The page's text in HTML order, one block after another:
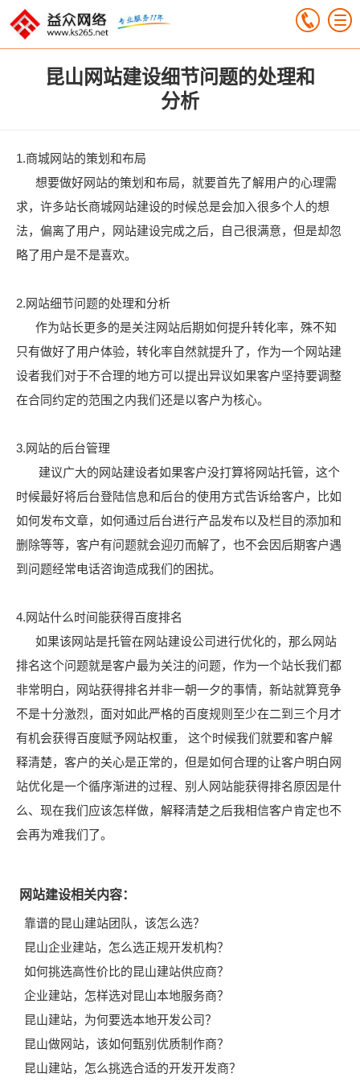
昆山网站建设细节问题的处理和
分析
1.商城网站的策划和布局
想要做好网站的策划和布局，就要首先了解用户的心理需
求，许多站长商城网站建设的时候总是会加入很多个人的想
法，偏离了用户，网站建设完成之后，自己很满意，但是却忽
略了用户是不是喜欢。
2.网站细节问题的处理和分析
作为站长更多的是关注网站后期如何提升转化率，殊不知
只有做好了用户体验，转化率自然就提升了，作为一个网站建
设者我们对于不合理的地方可以提出异议如果客户坚持要调整
在合同约定的范围之内我们还是以客户为核心。
3.网站的后台管理
建议广大的网站建设者如果客户没打算将网站托管，这个
时候最好将后台登陆信息和后台的使用方式告诉给客户，比如
如何发布文章，如何通过后台进行产品发布以及栏目的添加和
删除等等，客户有问题就会迎刃而解了，也不会因后期客户遇
到问题经常电话咨询造成我们的困扰。
4.网站什么时间能获得百度排名
如果该网站是托管在网站建设公司进行优化的，那么网站
排名这个问题就是客户最为关注的问题，作为一个站长我们都
非常明白，网站获得排名并非一朝一夕的事情，新站就算竞争
不是十分激烈，面对如此严格的百度规则至少在二到三个月才
有机会获得百度赋予网站权重， 这个时候我们就要和客户解
释清楚，客户的关心是正常的，但是如何合理的让客户明白网
站优化是一个循序渐进的过程、别人网站能获得排名原因是什
么、现在我们应该怎样做，解释清楚之后我相信客户肯定也不
会再为难我们了。
网站建设相关内容：
靠谱的昆山建站团队，该怎么选？
昆山企业建站，怎么选正规开发机构？
如何挑选高性价比的昆山建站供应商？
企业建站，怎样选对昆山本地服务商？
昆山建站，为何要选本地开发公司？
昆山做网站，该如何甄别优质制作商？
昆山建站，怎么挑选合适的开发开发商？